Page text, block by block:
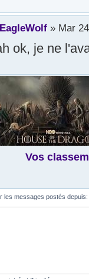
EagleWolf» Mar
ok, je ne
Vos
les messages postés depuis: